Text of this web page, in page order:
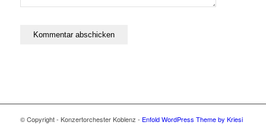
© Copyright - Konzertorchester Koblenz - Enfold WordPress Theme by Kriesi